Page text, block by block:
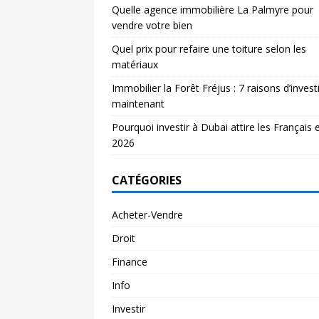
Quelle agence immobilière La Palmyre pour
vendre votre bien
Quel prix pour refaire une toiture selon les
matériaux
Immobilier la Forêt Fréjus : 7 raisons
maintenant
Pourquoi investir à Dubai attire les Français
2026
CATÉGORIES
Acheter-Vendre
Droit
Finance
Info
Investir